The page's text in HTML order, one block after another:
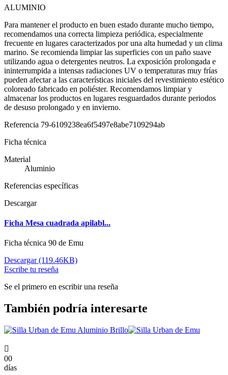
ALUMINIO
Para mantener el producto en buen estado durante mucho tiempo,
recomendamos una correcta limpieza periódica, especialmente
frecuente en lugares caracterizados por una alta humedad y un clima
marino. Se recomienda limpiar las superficies con un paño suave
utilizando agua o detergentes neutros. La exposición prolongada e
ininterrumpida a intensas radiaciones UV o temperaturas muy frías
pueden afectar a las características iniciales del revestimiento estético
coloreado fabricado en poliéster. Recomendamos limpiar y
almacenar los productos en lugares resguardados durante periodos
de desuso prolongado y en invierno.
Referencia 79-6109238ea6f5497e8abe7109294ab
Ficha técnica
Material
Aluminio
Referencias específicas
Descargar
Ficha Mesa cuadrada apilabl...
Ficha técnica 90 de Emu
Descargar (119.46KB)
Escribe tu reseña
Se el primero en escribir una reseña
También podría interesarte

00
días